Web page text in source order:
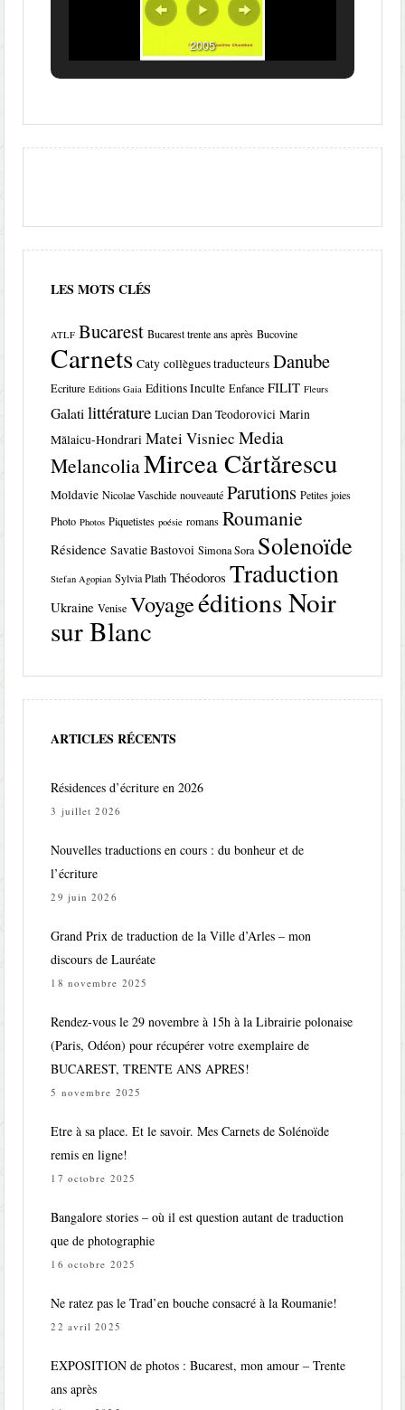
2005
LES MOTS CLÉS
ATLF Bucarest Bucarest trente ans après Bucovine
Carnets Caty collègues traducteurs Danube
Ecriture Editions Gaia Editions Inculte Enfance FILIT Fleurs
Galati littérature Lucian Dan Teodorovici Marin
Mălaicu-Hondrari Matei Visniec Media
MelancoliaMircea Cărtărescu
Moldavie Nicolae Vaschide nouveauté Parutions Petites joies
Photo Photos Piquetistes poésie romans Roumanie
Résidence Savatie Bastovoi Simona Sora Solenoïde
Stefan Agopian Sylvia Plath Théodoros Traduction
Ukraine Venise Voyageéditions Noir
sur Blanc
ARTICLES RÉCENTS
Résidences d’écriture en 2026
3 juillet 2026
Nouvelles traductions en cours : du bonheur et de
l’écriture
29 juin 2026
Grand Prix de traduction de la Ville d’Arles – mon
discours de Lauréate
18 novembre 2025
Rendez-vous le 29 novembre à 15h à la Librairie polonaise
(Paris, Odéon) pour récupérer votre exemplaire de
BUCAREST, TRENTE ANS APRES!
5 novembre 2025
Etre à sa place. Et le savoir. Mes Carnets de Solénoïde
remis en ligne!
17 octobre 2025
Bangalore stories – où il est question autant de traduction
que de photographie
16 octobre 2025
Ne ratez pas le Trad’en bouche consacré à la Roumanie!
22 avril 2025
EXPOSITION de photos : Bucarest, mon amour – Trente
ans après